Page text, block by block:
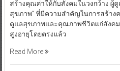
สร้างคุณค่าให้กับสังคมในวงกว้าง ผู้ดู
สุขภาพ” ที่มีความสำคัญในการสร้างค
ดูแลสุขภาพและคุณภาพชีวิตแก่สังค
สูงอายุโดยตรงแล้ว
Read More